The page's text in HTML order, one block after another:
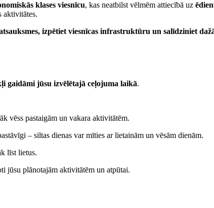
klases viesnīcu, kas neatbilst vēlmēm attiecībā uz
aktivitātes.
izpētiet viesnīcas infrastruktūru un salīdziniet
gaidāmi jūsu izvēlētajā ceļojuma laikā.
vēss pastaigām un vakara aktivitātēm.
– siltas dienas var mīties ar lietainām un vēsām dienām.
līst lietus.
jūsu plānotajām aktivitātēm un atpūtai.